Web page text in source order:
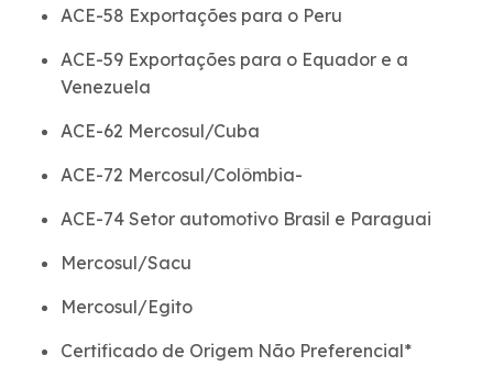
ACE-58 Exportações para o Peru
ACE-59 Exportações para o Equador e a
Venezuela
ACE-62 Mercosul/Cuba
ACE-72 Mercosul/Colômbia-
ACE-74 Setor automotivo Brasil e Paraguai
Mercosul/Sacu
Mercosul/Egito
Certificado de Origem Não Preferencial*